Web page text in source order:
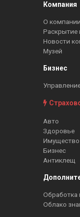
Компания
О компании
Новости
Музей
Бизнес
Авто
Здоровье
Имущество
Бизнес
Антиклещ
Обработка
Облако